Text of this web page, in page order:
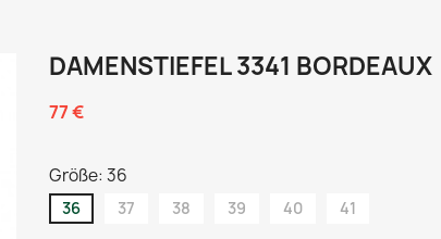
DAMENSTIEFEL 3341 BORDEAUX
77 €
Größe: 36
36 37 38 39 40 41